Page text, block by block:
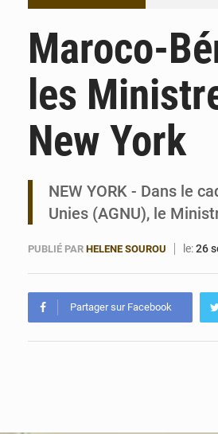
6 août
5 août
4 août
Maroco-
les
New York
NEW YORK - Dans le
Unies (AGNU), le
PUBLIÉ PAR HELENE SOUROU le:26
Partager sur Facebook